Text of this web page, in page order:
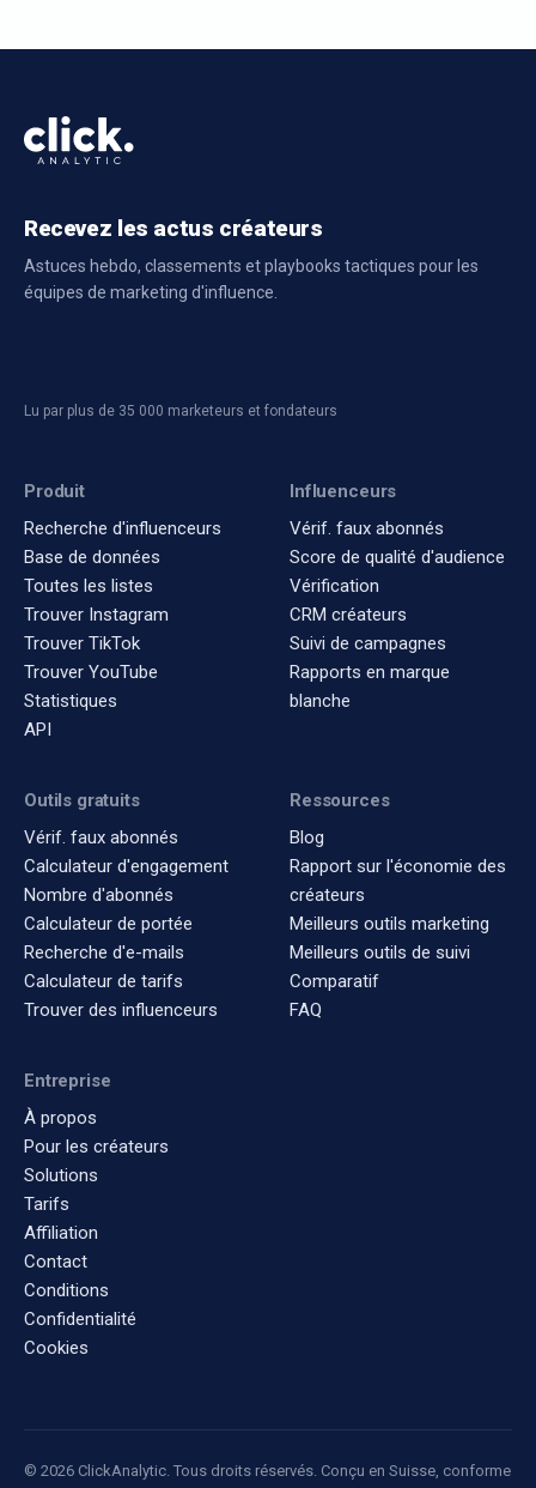
Recevez les actus créateurs
Astuces hebdo, classements et playbooks tactiques pour les
équipes de marketing d'influence.
Lu par plus de 35 000 marketeurs et fondateurs
Produit
Recherche d'influenceurs
Base de données
Toutes les listes
Trouver Instagram
Trouver TikTok
Trouver YouTube
Statistiques
API
Influenceurs
Vérif. faux abonnés
Score de qualité d'audience
Vérification
CRM créateurs
Suivi de campagnes
Rapports en marque
blanche
Outils gratuits
Vérif. faux abonnés
Calculateur d'engagement
Nombre d'abonnés
Calculateur de portée
Recherche d'e-mails
Calculateur de tarifs
Trouver des influenceurs
Ressources
Blog
Rapport sur l'économie des
créateurs
Meilleurs outils marketing
Meilleurs outils de suivi
Comparatif
FAQ
Entreprise
À propos
Pour les créateurs
Solutions
Tarifs
Affiliation
Contact
Conditions
Confidentialité
Cookies
© 2026 ClickAnalytic. Tous droits réservés. Conçu en Suisse, conforme